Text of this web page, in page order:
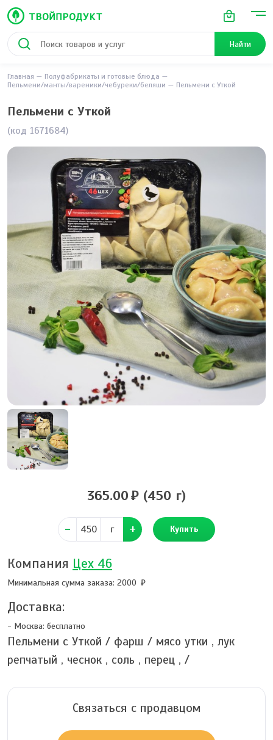
Найти
Главная
Полуфабрикаты и готовые блюда
Пельмени/манты/вареники/чебуреки/беляши
Пельмени с Уткой
Пельмени с Уткой
(код 1671684)
365.00 (450 г)
г Купить
Компания Цех 46
Минимальная сумма заказа: 2000
Доставка:
- Москва: бесплатно
Пельмени с Уткой / фарш / мясо утки , лук
репчатый , чеснок , соль , перец , /
Связаться с продавцом